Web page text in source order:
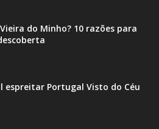
do Minho? 10 razões para
espreitar Portugal Visto do Céu